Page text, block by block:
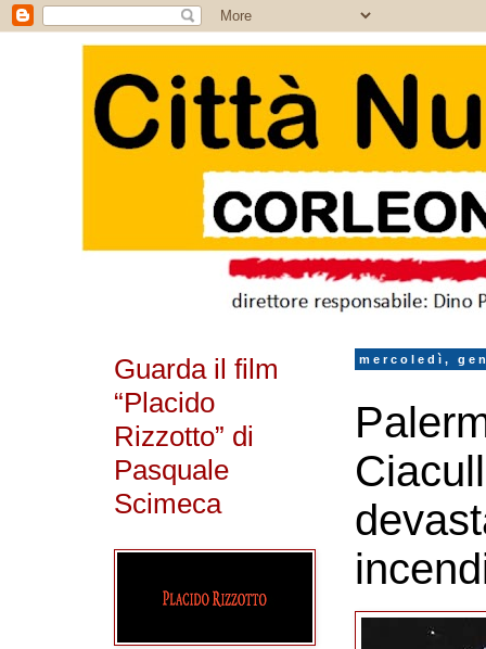
mercoledì,
Guarda il film
“Placido
Rizzotto” di
Pasquale
Scimeca